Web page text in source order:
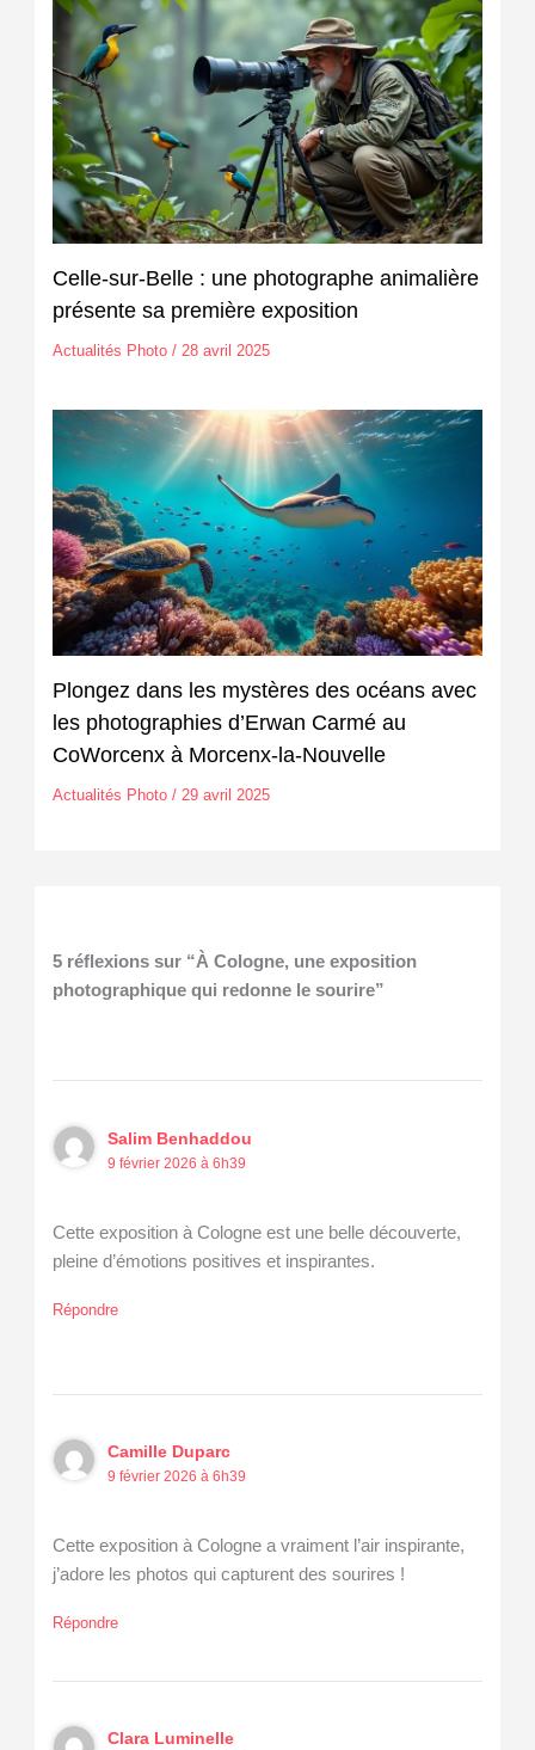
Celle-sur-Belle : une photographe animalière
présente sa première exposition
Actualités Photo/ 28 avril 2025
Plongez dans les mystères des océans avec
les photographies d’Erwan Carmé au
CoWorcenx à Morcenx-la-Nouvelle
Actualités Photo/ 29 avril 2025
5 réflexions sur “À Cologne, une exposition
photographique qui redonne le sourire”
Salim Benhaddou
9 février 2026 à 6h39
Cette exposition à Cologne est une belle découverte,
pleine d’émotions positives et inspirantes.
Répondre
Camille Duparc
9 février 2026 à 6h39
Cette exposition à Cologne a vraiment l’air inspirante,
j’adore les photos qui capturent des sourires !
Répondre
Clara Luminelle